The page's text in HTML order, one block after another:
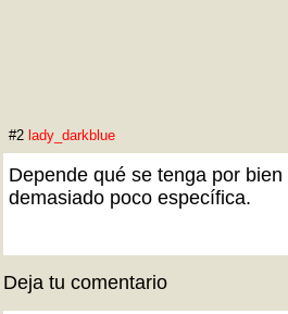
#2 lady_darkblue
Depende qué se tenga por
demasiado poco específica.
Deja tu comentario